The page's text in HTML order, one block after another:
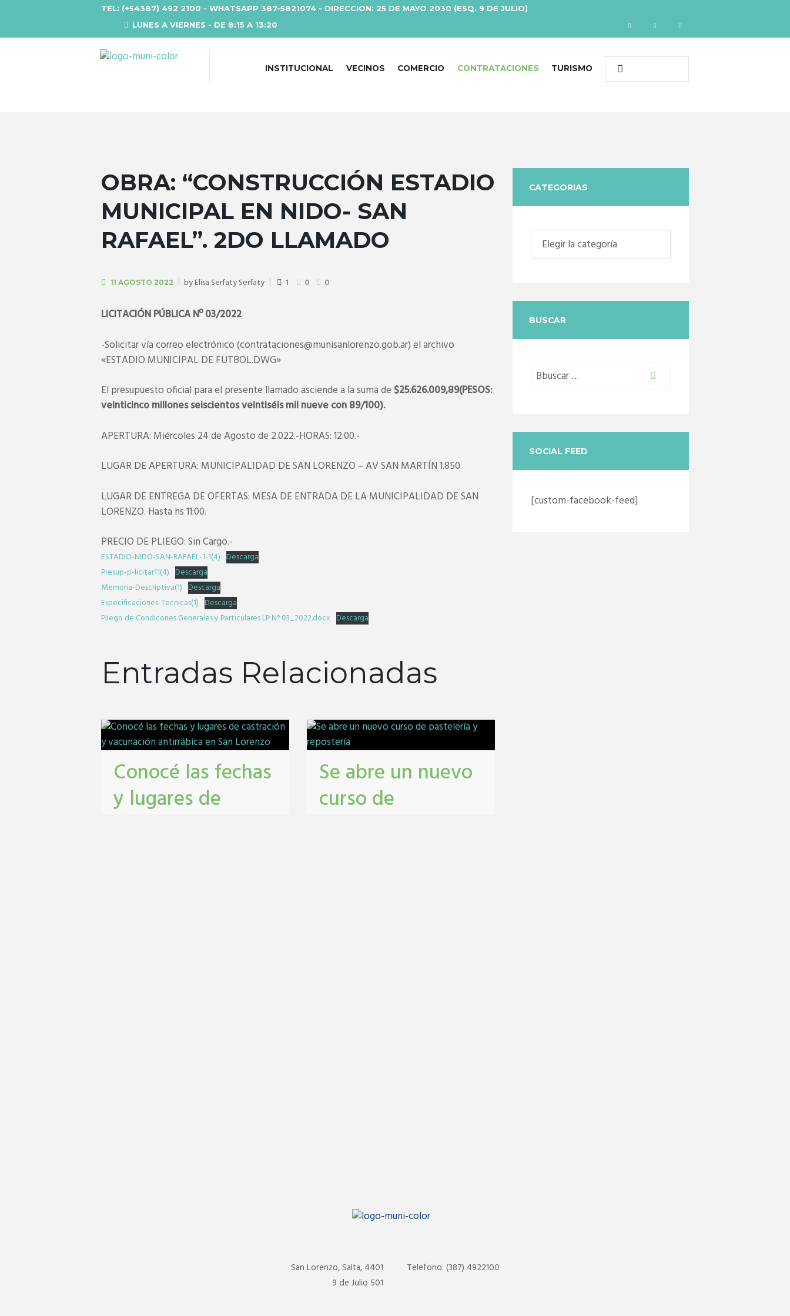
TEL: (+54387) 492 2100 - WHATSAPP 387-5821074 - DIRECCION: 25 DE MAYO 2030 (ESQ. 9 DE JULIO)
LUNES A VIERNES - DE 8:15 A 13:20
INSTITUCIONAL VECINOS COMERCIO CONTRATACIONES TURISMO
OBRA: “CONSTRUCCIÓN ESTADIO
MUNICIPAL EN NIDO- SAN
RAFAEL”. 2DO LLAMADO
11 AGOSTO 2022 byElisa Serfaty Serfaty 1 0 0
LICITACIÓN PÚBLICA Nº 03/2022
-Solicitar vía correo electrónico (contrataciones@munisanlorenzo.gob.ar) el archivo
«ESTADIO MUNICIPAL DE FUTBOL.DWG»
El presupuesto oficial para el presente llamado asciende a la suma de $25.626.009,89(PESOS:
veinticinco millones seiscientos veintiséis mil nueve con 89/100).
APERTURA: Miércoles 24 de Agosto de 2.022.-HORAS: 12:00.-
LUGAR DE APERTURA: MUNICIPALIDAD DE SAN LORENZO – AV SAN MARTÍN 1.850
LUGAR DE ENTREGA DE OFERTAS: MESA DE ENTRADA DE LA MUNICIPALIDAD DE SAN
LORENZO. Hasta hs 11:00.
PRECIO DE PLIEGO: Sin Cargo.-
ESTADIO-NIDO-SAN-RAFAEL-1-1(4) Descarga
Presup-p-licitar11(4) Descarga
Memoria-Descriptiva(1) Descarga
Especificaciones-Tecnicas(1) Descarga
Pliego de Condicones Generales y Particulares LP N° 03_2022.docx Descarga
Entradas Relacionadas
Conocé las fechas
y lugares de
Se abre un nuevo
curso de
CATEGORIAS
Categorias
BUSCAR
SOCIAL FEED
[custom-facebook-feed]
Telefono: (387) 4922100
San Lorenzo, Salta, 4401
9 de Julio 501